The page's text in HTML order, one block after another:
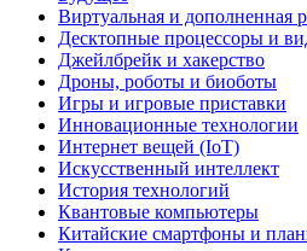
Виртуальная и дополненная
Десктопные процессоры и
Джейлбрейк и хакерство
Дроны, роботы и биоботы
Игры и игровые приставки
Инновационные технологии
Интернет вещей (IoT)
Искусственный интеллект
История технологий
Квантовые компьютеры
Китайские смартфоны и